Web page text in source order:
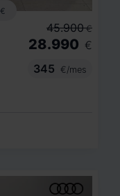
€
45.900 €
28.990 €
345
€/mes